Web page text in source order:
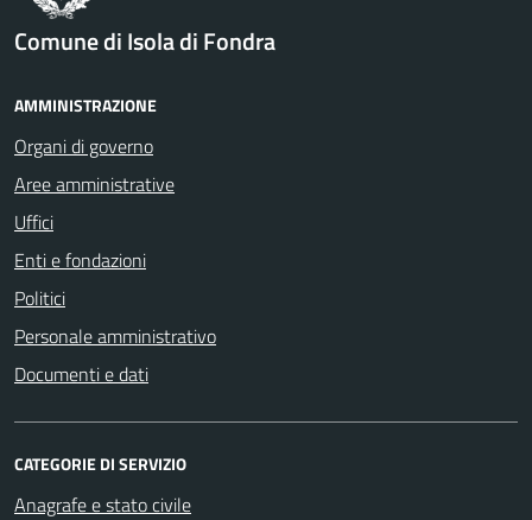
Comune di Isola di Fondra
AMMINISTRAZIONE
Organi di governo
Aree amministrative
Uffici
Enti e fondazioni
Politici
Personale amministrativo
Documenti e dati
CATEGORIE DI SERVIZIO
Anagrafe e stato civile